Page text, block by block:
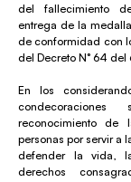
del fallecimiento
entrega de la
de conformidad con
del Decreto N° 64
En los
reconocimiento de
personas por servir a
defender la vida,
derechos